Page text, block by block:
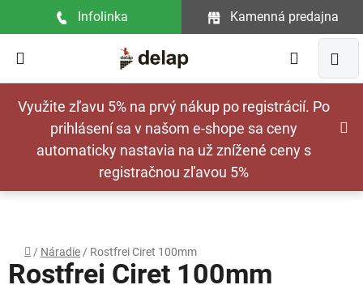
Využite zľavu 5% na prvý nákup po registrácií. Po
prihlásení sa v našom e-shope sa ceny
automaticky nastavia na už znížené ceny s
registračnou zľavou 5%
Infolinka Kamenná predajna
Hľadať
Domov
/ Náradie / Rostfrei Ciret 100mm
Rostfrei Ciret 100mm